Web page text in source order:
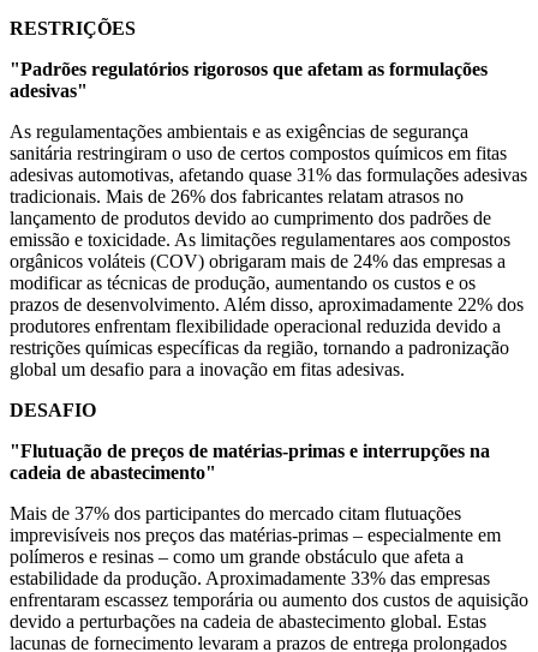
RESTRIÇÕES
"Padrões regulatórios rigorosos que afetam as formulações
adesivas"
As regulamentações ambientais e as exigências de segurança
sanitária restringiram o uso de certos compostos químicos em fitas
adesivas automotivas, afetando quase 31% das formulações adesivas
tradicionais. Mais de 26% dos fabricantes relatam atrasos no
lançamento de produtos devido ao cumprimento dos padrões de
emissão e toxicidade. As limitações regulamentares aos compostos
orgânicos voláteis (COV) obrigaram mais de 24% das empresas a
modificar as técnicas de produção, aumentando os custos e os
prazos de desenvolvimento. Além disso, aproximadamente 22% dos
produtores enfrentam flexibilidade operacional reduzida devido a
restrições químicas específicas da região, tornando a padronização
global um desafio para a inovação em fitas adesivas.
DESAFIO
"Flutuação de preços de matérias-primas e interrupções na
cadeia de abastecimento"
Mais de 37% dos participantes do mercado citam flutuações
imprevisíveis nos preços das matérias-primas – especialmente em
polímeros e resinas – como um grande obstáculo que afeta a
estabilidade da produção. Aproximadamente 33% das empresas
enfrentaram escassez temporária ou aumento dos custos de aquisição
devido a perturbações na cadeia de abastecimento global. Estas
lacunas de fornecimento levaram a prazos de entrega prolongados